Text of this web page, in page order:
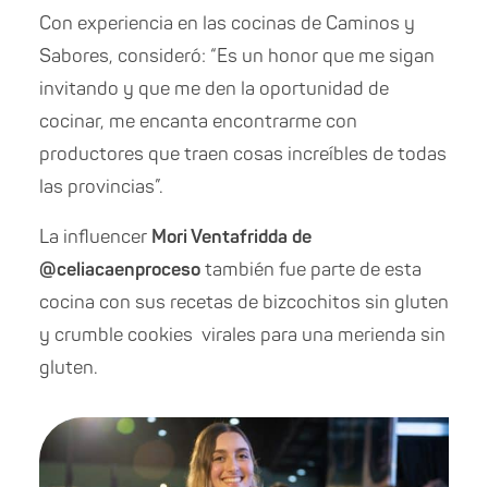
Con experiencia en las cocinas de Caminos y
Sabores, consideró: “Es un honor que me sigan
invitando y que me den la oportunidad de
cocinar, me encanta encontrarme con
productores que traen cosas increíbles de todas
las provincias”.
La influencer Mori Ventafridda de
@celiacaenprocesotambién fue parte de esta
cocina con sus recetas de bizcochitos sin gluten
y crumble cookies virales para una merienda sin
gluten.